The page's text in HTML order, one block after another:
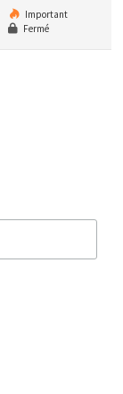
Important
Fermé